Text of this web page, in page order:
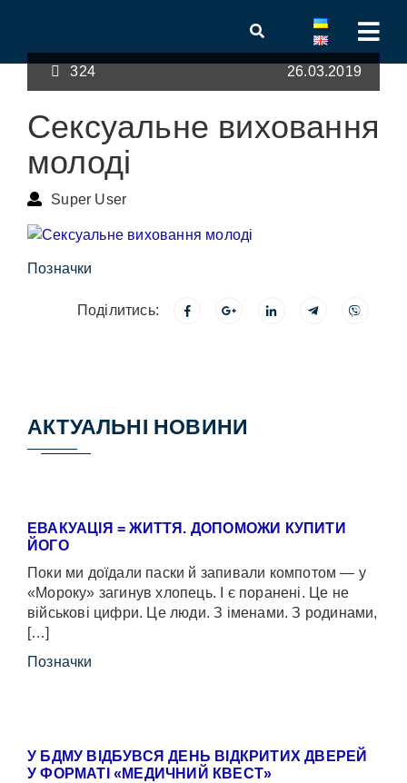
324 26.03.2019
Сексуальне виховання
молоді
Super User
Позначки
Поділитись:
АКТУАЛЬНІ НОВИНИ
ЕВАКУАЦІЯ = ЖИТТЯ. ДОПОМОЖИ КУПИТИ
ЙОГО
Поки ми доїдали паски й запивали компотом — у
«Мороку» загинув хлопець. І є поранені. Це не
військові цифри. Це люди. З іменами. З родинами,
[…]
Позначки
У БДМУ ВІДБУВСЯ ДЕНЬ ВІДКРИТИХ ДВЕРЕЙ
У ФОРМАТІ «МЕДИЧНИЙ КВЕСТ»